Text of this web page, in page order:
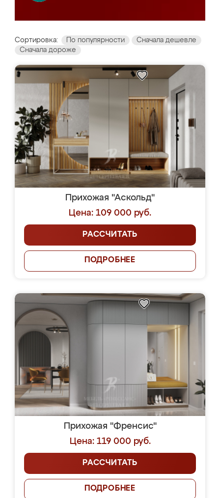
Сортировка: По популярности
Сначала дешевле
Сначала дороже
Прихожая "Аскольд"
Цена: 109 000 руб.
РАССЧИТАТЬ
ПОДРОБНЕЕ
Прихожая "Френсис"
Цена: 119 000 руб.
РАССЧИТАТЬ
ПОДРОБНЕЕ